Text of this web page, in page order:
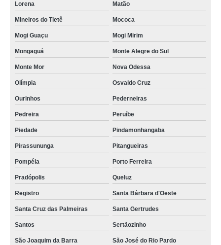
Lorena Matão
Mineiros do Tietê Mococa
Mogi Guaçu Mogi Mirim
Mongaguá Monte Alegre do Sul
Monte Mor Nova Odessa
Olímpia Osvaldo Cruz
Ourinhos Pederneiras
Pedreira Peruíbe
Piedade Pindamonhangaba
Pirassununga Pitangueiras
Pompéia Porto Ferreira
Pradópolis Queluz
Registro Santa Bárbara d'Oeste
Santa Cruz das Palmeiras Santa Gertrudes
Santos Sertãozinho
São Joaquim da Barra São José do Rio Pardo